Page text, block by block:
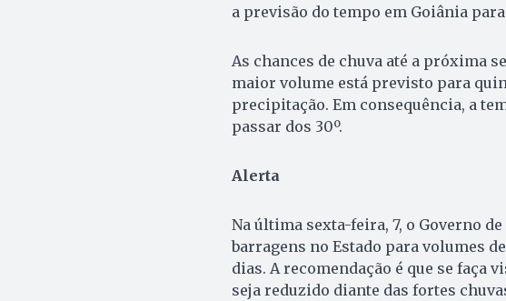
a previsão do tempo em Goiânia
As chances de chuva até a próxima
maior volume está previsto para
precipitação. Em consequência, a
passar dos 30º.
Alerta
Na última sexta-feira, 7, o Governo
barragens no Estado para volumes
dias. A recomendação é que se faça
seja reduzido diante das fortes